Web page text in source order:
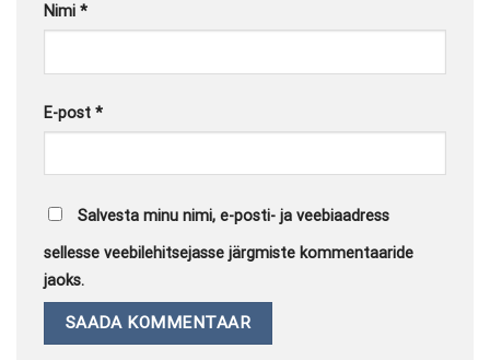
Nimi *
E-post *
Salvesta minu nimi, e-posti- ja veebiaadress
sellesse veebilehitsejasse järgmiste kommentaaride
jaoks.